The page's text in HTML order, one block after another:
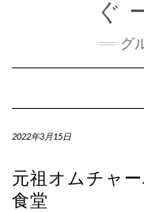
ぐ
グ
2022年3月15日
元祖オムチャ
食堂